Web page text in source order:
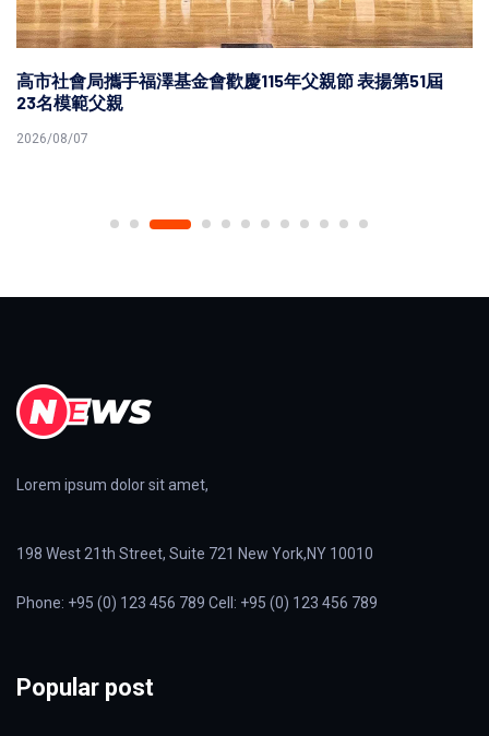
高市社會局攜手福澤基金會歡慶115年父親節 表揚第51屆
23名模範父親
2026/08/07
Lorem ipsum dolor sit amet,
198 West 21th Street, Suite 721 New York,NY 10010
Phone: +95 (0) 123 456 789 Cell: +95 (0) 123 456 789
Popular post